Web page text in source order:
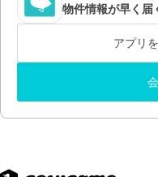
物件情報が早く届
アプリ